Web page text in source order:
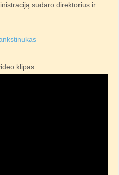
sudaro direktorius ir
klipas